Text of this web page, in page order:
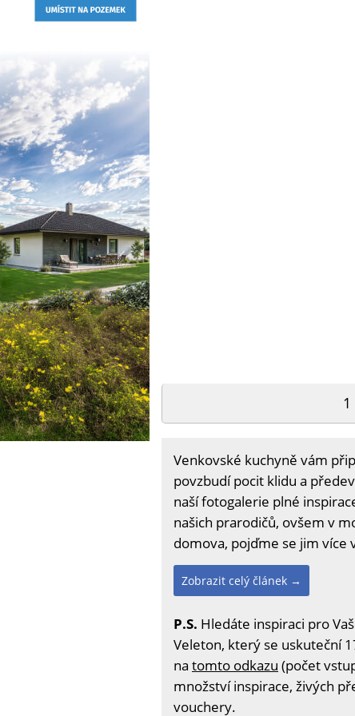
Venkovské kuchyně vám
povzbudí pocit klidu a
naší fotogalerie plné
našich prarodičů, ovšem v
domova, pojďme se jim více
Zobrazit celý článek →
P.S. Hledáte inspiraci pro
Veleton, který se uskuteční
na tomto odkazu (počet
množství inspirace, živých
vouchery.